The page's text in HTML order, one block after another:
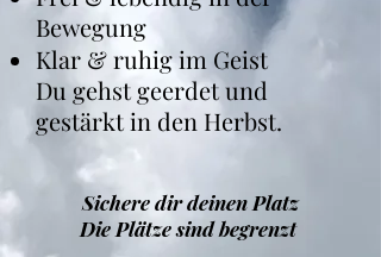
Bewegung
Klar & ruhig im Geist
Du gehst geerdet und
gestärkt in den Herbst.
Sichere dir deinen Platz
Die Plätze sind begrenzt